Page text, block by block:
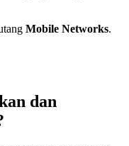
Mobile Networks.
dan